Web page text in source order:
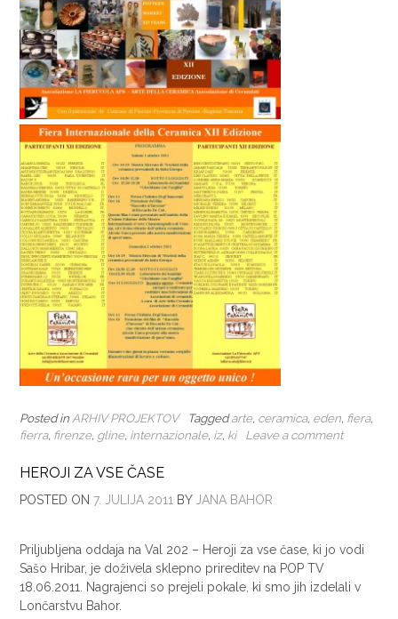
Posted inARHIV PROJEKTOV Taggedarte, ceramica, eden, fiera,
fierra, firenze, gline, internazionale, iz, ki Leave a comment
HEROJI ZA VSE ČASE
POSTED ON 7. JULIJA 2011 BY JANA BAHOR
Priljubljena oddaja na Val 202 – Heroji za vse čase, ki jo vodi
Sašo Hribar, je doživela sklepno prireditev na POP TV
18.06.2011. Nagrajenci so prejeli pokale, ki smo jih izdelali v
Lončarstvu Bahor.